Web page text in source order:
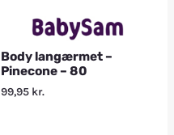
Body langærmet –
Pinecone – 80
99,95 kr.